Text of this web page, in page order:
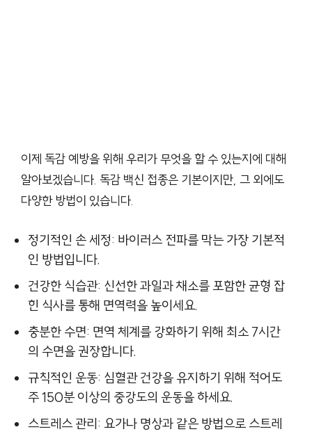
이제 독감 예방을 위해 우리가 무엇을 할 수 있는지에 대해
알아보겠습니다. 독감 백신 접종은 기본이지만, 그 외에도
다양한 방법이 있습니다.
정기적인 손 세정: 바이러스 전파를 막는 가장 기본적
인 방법입니다.
건강한 식습관: 신선한 과일과 채소를 포함한 균형 잡
힌 식사를 통해 면역력을 높이세요.
충분한 수면: 면역 체계를 강화하기 위해 최소 7시간
의 수면을 권장합니다.
규칙적인 운동: 심혈관 건강을 유지하기 위해 적어도
주 150분 이상의 중강도의 운동을 하세요.
스트레스 관리: 요가나 명상과 같은 방법으로 스트레